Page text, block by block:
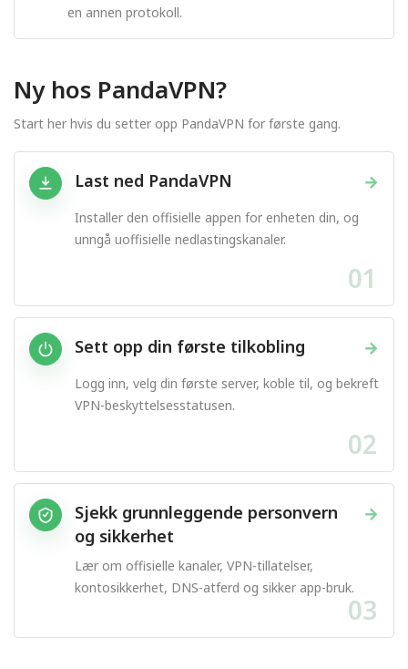
en annen protokoll.
Ny hos PandaVPN?
Start her hvis du setter opp PandaVPN for første gang.
→
Last ned PandaVPN
Installer den offisielle appen for enheten din, og
unngå uoffisielle nedlastingskanaler.
01
→
Sett opp din første tilkobling
Logg inn, velg din første server, koble til, og bekreft
VPN-beskyttelsesstatusen.
02
→
Sjekk grunnleggende personvern
og sikkerhet
Lær om offisielle kanaler, VPN-tillatelser,
kontosikkerhet, DNS-atferd og sikker app-bruk.
03